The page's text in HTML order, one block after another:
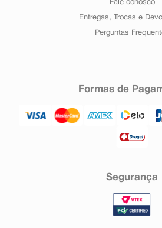
Fale conosco
Entregas, Trocas e
Perguntas
Formas de
Segurança